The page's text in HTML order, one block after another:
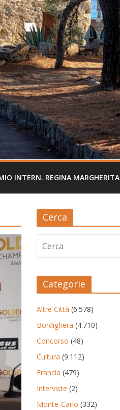
INTERN. REGINA MARGHERITA
Cerca
Categorie
Altre Città (6.578)
Bordighera (4.710)
Concorso (48)
Cultura (9.112)
Francia (479)
Interviste (2)
Monte-Carlo (332)